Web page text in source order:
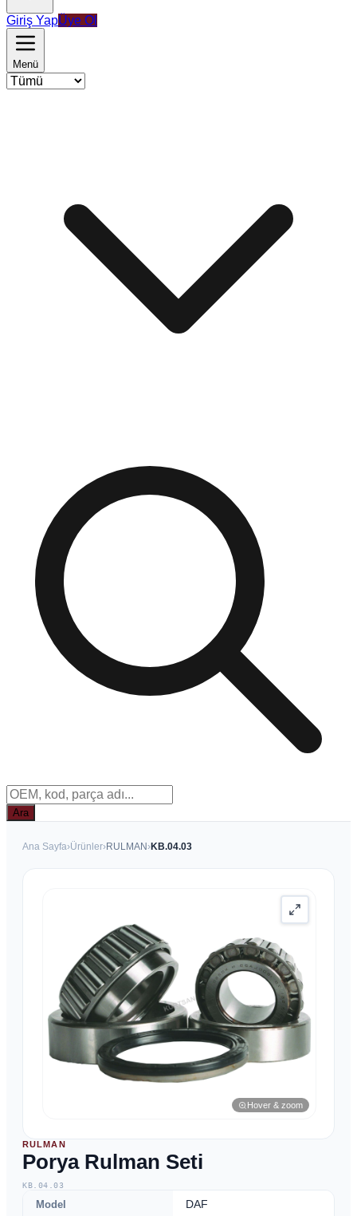
Giriş YapÜye Ol
Menü
Ara
Ana Sayfa›Ürünler›RULMAN ›KB.04.03
Hover & zoom
RULMAN
Porya Rulman Seti
KB.04.03
Model DAF